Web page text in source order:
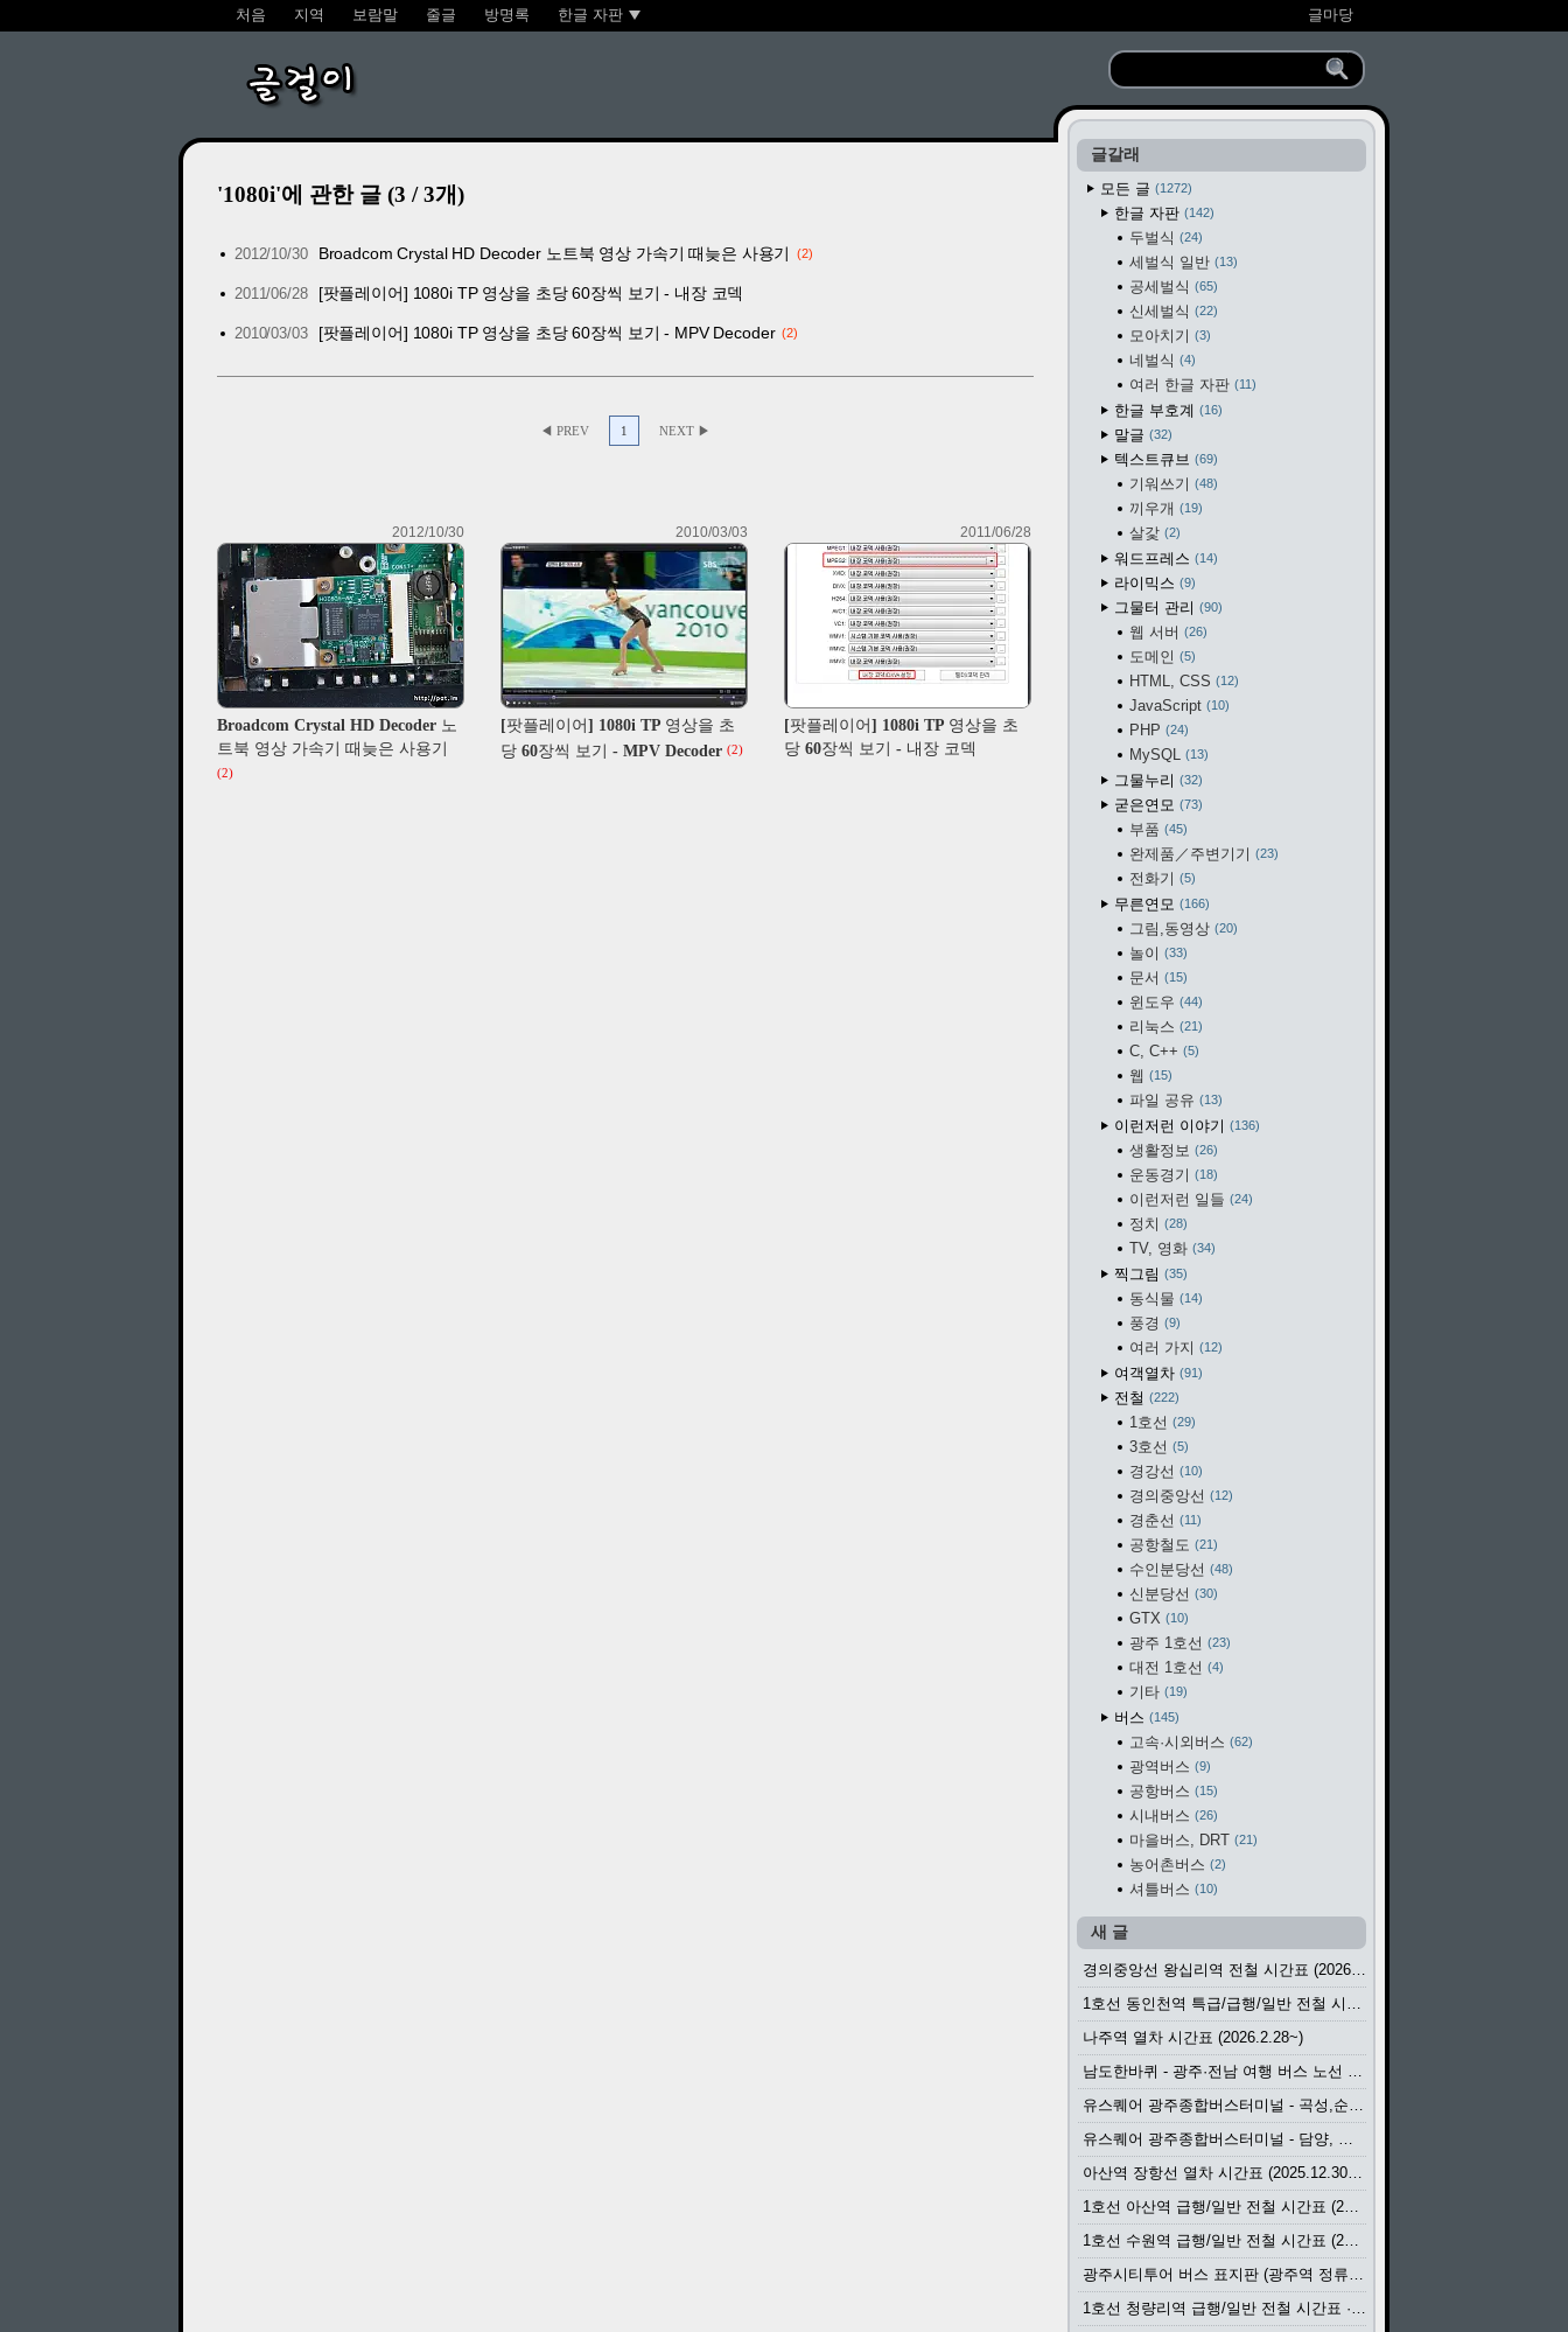
처음 지역 보람말 줄글 방명록 한글 자판 글마당
글걸이
'1080i'에 관한 글 (3 / 3개)
2012/10/30 Broadcom Crystal HD Decoder 노트북 영상 가속기 때늦은 사용기 2
2011/06/28 [팟플레이어] 1080i TP 영상을 초당 60장씩 보기 - 내장 코덱
2010/03/03 [팟플레이어] 1080i TP 영상을 초당 60장씩 보기 - MPV Decoder 2
◀ PREV 1 NEXT ▶
2012/10/30
Broadcom Crystal HD Decoder 노
트북 영상 가속기 때늦은 사용기
(2)
2010/03/03
[팟플레이어] 1080i TP 영상을 초
당 60장씩 보기 - MPV Decoder (2)
2011/06/28
[팟플레이어] 1080i TP 영상을 초
당 60장씩 보기 - 내장 코덱
글갈래
모든 글
1272
한글 자판 142
두벌식 24
세벌식 일반 13
공세벌식 65
신세벌식 22
모아치기 3
네벌식 4
여러 한글 자판 11
한글 부호계 16
말글 32
텍스트큐브 69
기워쓰기 48
끼우개 19
살갗 2
워드프레스 14
라이믹스 9
그물터 관리 90
웹 서버 26
도메인 5
HTML, CSS 12
JavaScript 10
PHP 24
MySQL 13
그물누리 32
굳은연모 73
부품 45
완제품／주변기기 23
전화기 5
무른연모 166
그림,동영상 20
놀이 33
문서 15
윈도우 44
리눅스 21
C, C++ 5
웹 15
파일 공유 13
이런저런 이야기 136
생활정보 26
운동경기 18
이런저런 일들 24
정치 28
TV, 영화 34
찍그림 35
동식물 14
풍경 9
여러 가지 12
여객열차 91
전철 222
1호선 29
3호선 5
경강선 10
경의중앙선 12
경춘선 11
공항철도 21
수인분당선 48
신분당선 30
GTX 10
광주 1호선 23
대전 1호선 4
기타 19
버스 145
고속·시외버스 62
광역버스 9
공항버스 15
시내버스 26
마을버스, DRT 21
농어촌버스 2
셔틀버스 10
새 글
경의중앙선 왕십리역 전철 시간표 (2026.4.20~)
1호선 동인천역 특급/급행/일반 전철 시간표 (2026.2.28~)
나주역 열차 시간표 (2026.2.28~)
남도한바퀴 - 광주·전남 여행 버스 노선 (2026.3.1~5.31)
유스퀘어 광주종합버스터미널 - 곡성,순천／화순,보성,율포 방면 시외버스 시간표 (2026.1.31)
유스퀘어 광주종합버스터미널 - 담양, 순창, 남원, 무주, 장수, 거창, 대구 방면 시외버스 시간표 (2026...
아산역 장항선 열차 시간표 (2025.12.30 기준) (무궁화호, ITX-마음, 새마을호, 서해금빛열차)
1호선 아산역 급행/일반 전철 시간표 (2025.12.30~)
1호선 수원역 급행/일반 전철 시간표 (2025.12.30~)
광주시티투어 버스 표지판 (광주역 정류장) (2024?)
1호선 청량리역 급행/일반 전철 시간표 · 노선도 (2025.12.30~)